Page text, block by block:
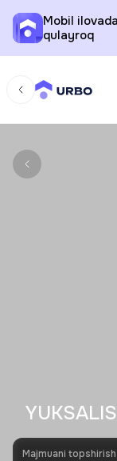
Mobil ilovada
qulayroq
Majmuani